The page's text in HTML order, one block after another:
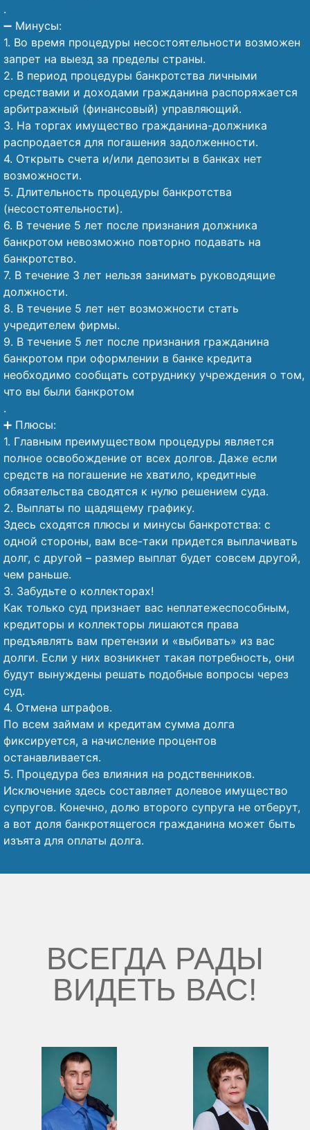
.
➖ Минусы:
1. Во время процедуры несостоятельности возможен
запрет на выезд за пределы страны.
2. В период процедуры банкротства личными
средствами и доходами гражданина распоряжается
арбитражный (финансовый) управляющий.
3. На торгах имущество гражданина-должника
распродается для погашения задолженности.
4. Открыть счета и/или депозиты в банках нет
возможности.
5. Длительность процедуры банкротства
(несостоятельности).
6. В течение 5 лет после признания должника
банкротом невозможно повторно подавать на
банкротство.
7. В течение 3 лет нельзя занимать руководящие
должности.
8. В течение 5 лет нет возможности стать
учредителем фирмы.
9. В течение 5 лет после признания гражданина
банкротом при оформлении в банке кредита
необходимо сообщать сотруднику учреждения о том,
что вы были банкротом
.
➕ Плюсы:
1. Главным преимуществом процедуры является
полное освобождение от всех долгов. Даже если
средств на погашение не хватило, кредитные
обязательства сводятся к нулю решением суда.
2. Выплаты по щадящему графику.
Здесь сходятся плюсы и минусы банкротства: с
одной стороны, вам все-таки придется выплачивать
долг, с другой – размер выплат будет совсем другой,
чем раньше.
3. Забудьте о коллекторах!
Как только суд признает вас неплатежеспособным,
кредиторы и коллекторы лишаются права
предъявлять вам претензии и «выбивать» из вас
долги. Если у них возникнет такая потребность, они
будут вынуждены решать подобные вопросы через
суд.
4. Отмена штрафов.
По всем займам и кредитам сумма долга
фиксируется, а начисление процентов
останавливается.
5. Процедура без влияния на родственников.
Исключение здесь составляет долевое имущество
супругов. Конечно, долю второго супруга не отберут,
а вот доля банкротящегося гражданина может быть
изъята для оплаты долга.
ВСЕГДА РАДЫ
ВИДЕТЬ ВАС!